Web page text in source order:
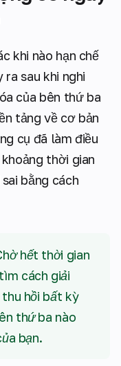
khi nào hạn chế
sau khi nghi
của bên thứ ba
tảng về cơ bản
cụ đã làm điều
thời gian
bằng cách
hết thời gian
cách giải
hồi bất kỳ
thứ ba nào
bạn.